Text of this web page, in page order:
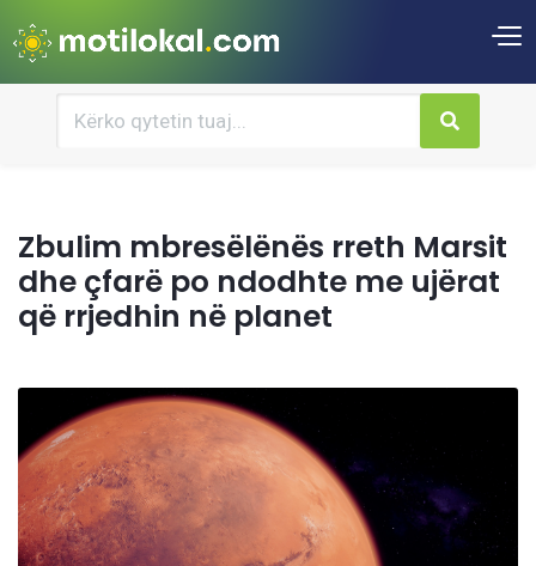
Zbulim mbresëlënës rreth Marsit
dhe çfarë po ndodhte me ujërat
që rrjedhin në planet